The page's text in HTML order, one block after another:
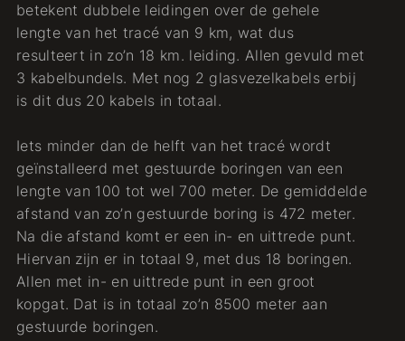
betekent dubbele leidingen over de gehele
lengte van het tracé van 9 km, wat dus
resulteert in zo’n 18 km. leiding. Allen gevuld met
3 kabelbundels. Met nog 2 glasvezelkabels erbij
is dit dus 20 kabels in totaal.
Iets minder dan de helft van het tracé wordt
geïnstalleerd met gestuurde boringen van een
lengte van 100 tot wel 700 meter. De gemiddelde
afstand van zo’n gestuurde boring is 472 meter.
Na die afstand komt er een in- en uittrede punt.
Hiervan zijn er in totaal 9, met dus 18 boringen.
Allen met in- en uittrede punt in een groot
kopgat. Dat is in totaal zo’n 8500 meter aan
gestuurde boringen.